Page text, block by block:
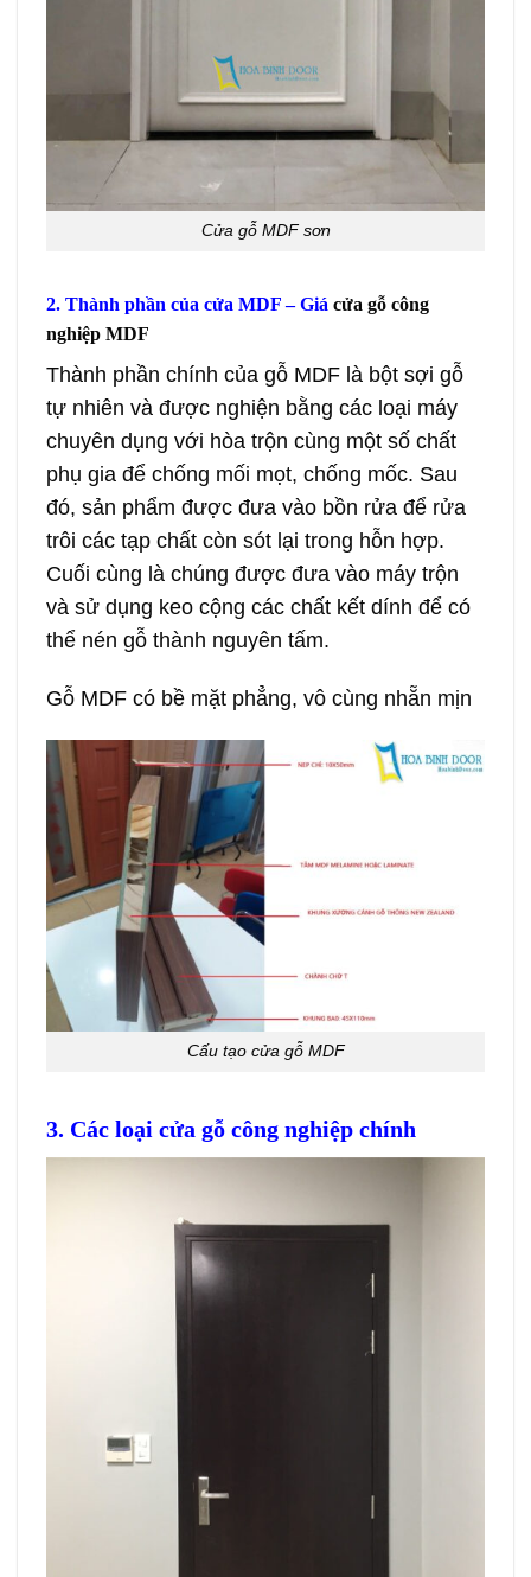
Cửa gỗ MDF sơn
2. Thành phần của cửa MDF – Giá cửa gỗ công
nghiệp MDF
Thành phần chính của gỗ MDF là bột sợi gỗ
tự nhiên và được nghiện bằng các loại máy
chuyên dụng với hòa trộn cùng một số chất
phụ gia để chống mối mọt, chống mốc. Sau
đó, sản phẩm được đưa vào bồn rửa để rửa
trôi các tạp chất còn sót lại trong hỗn hợp.
Cuối cùng là chúng được đưa vào máy trộn
và sử dụng keo cộng các chất kết dính để có
thể nén gỗ thành nguyên tấm.
Gỗ MDF có bề mặt phẳng, vô cùng nhẵn mịn
Cấu tạo cửa gỗ MDF
3. Các loại cửa gỗ công nghiệp chính